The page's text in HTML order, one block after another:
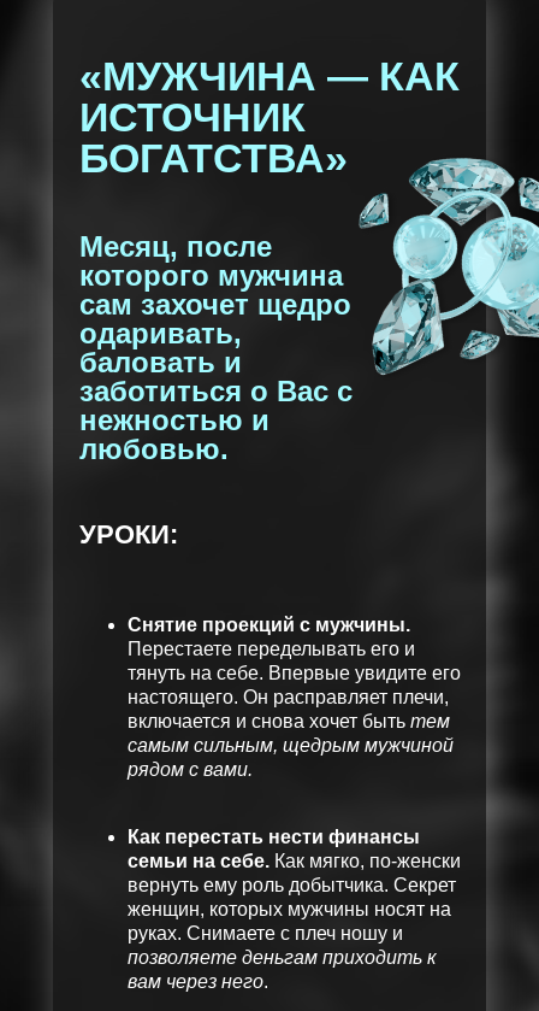
«МУЖЧИНА — КАК
ИСТОЧНИК
БОГАТСТВА»
Месяц, после
которого мужчина
сам захочет щедро
одаривать,
баловать и
заботиться о Вас с
нежностью и
любовью.
УРОКИ:
Снятие проекций с мужчины.
Перестаете переделывать его и
тянуть на себе. Впервые увидите его
настоящего. Он расправляет плечи,
включается и снова хочет быть тем
самым сильным, щедрым мужчиной
рядом с вами.
Как перестать нести финансы
семьи на себе. Как мягко, по-женски
вернуть ему роль добытчика. Секрет
женщин, которых мужчины носят на
руках. Снимаете с плеч ношу и
позволяете деньгам приходить к
вам через него.